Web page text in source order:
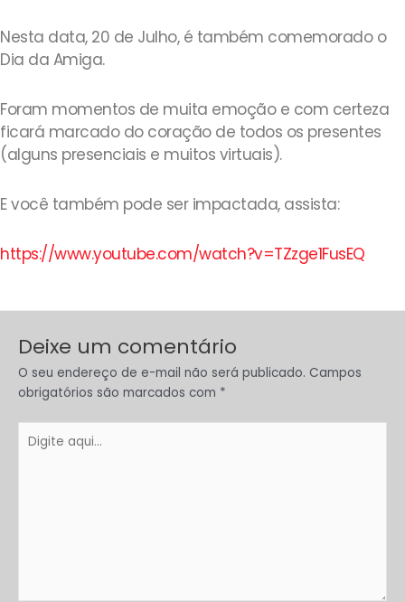
Nesta data, 20 de Julho, é também comemorado o
Dia da Amiga.
Foram momentos de muita emoção e com certeza
ficará marcado do coração de todos os presentes
(alguns presenciais e muitos virtuais).
E você também pode ser impactada, assista:
https://www.youtube.com/watch?v=TZzge1FusEQ
Deixe um comentário
O seu endereço de e-mail não será publicado. Campos
obrigatórios são marcados com *
aqui...